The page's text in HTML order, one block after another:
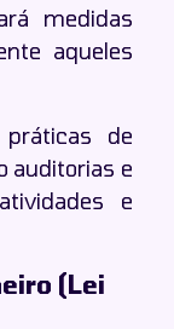
medidas
aqueles
de
auditorias e
e
(Lei